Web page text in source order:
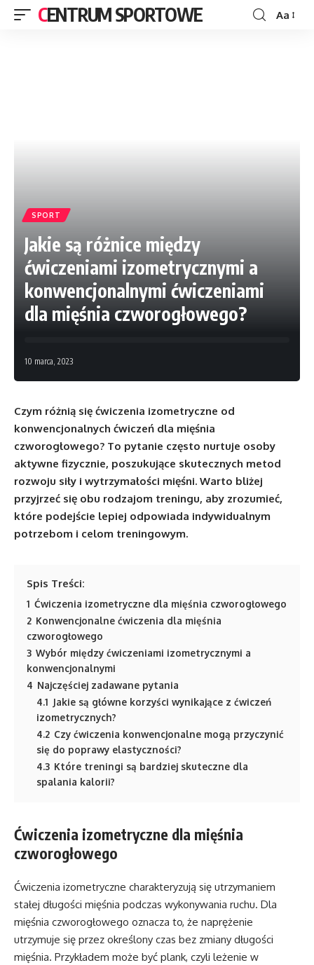
CENTRUM SPORTOWE Aa
SPORT
Jakie są różnice między
ćwiczeniami izometrycznymi a
konwencjonalnymi ćwiczeniami
dla mięśnia czworogłowego?
10 marca, 2023
Czym różnią się ćwiczenia izometryczne od
konwencjonalnych ćwiczeń dla mięśnia
czworogłowego? To pytanie często nurtuje osoby
aktywne fizycznie, poszukujące skutecznych metod
rozwoju siły i wytrzymałości mięśni. Warto bliżej
przyjrzeć się obu rodzajom treningu, aby zrozumieć,
które podejście lepiej odpowiada indywidualnym
potrzebom i celom treningowym.
Spis Treści:
1 Ćwiczenia izometryczne dla mięśnia czworogłowego
2 Konwencjonalne ćwiczenia dla mięśnia
czworogłowego
3 Wybór między ćwiczeniami izometrycznymi a
konwencjonalnymi
4 Najczęściej zadawane pytania
4.1 Jakie są główne korzyści wynikające z ćwiczeń
izometrycznych?
4.2 Czy ćwiczenia konwencjonalne mogą przyczynić
się do poprawy elastyczności?
4.3 Które treningi są bardziej skuteczne dla
spalania kalorii?
Ćwiczenia izometryczne dla mięśnia
czworogłowego
Ćwiczenia izometryczne charakteryzują się utrzymaniem
stałej długości mięśnia podczas wykonywania ruchu. Dla
mięśnia czworogłowego oznacza to, że naprężenie
utrzymuje się przez określony czas bez zmiany długości
mięśnia. Przykładem może być plank, czyli leżenie w